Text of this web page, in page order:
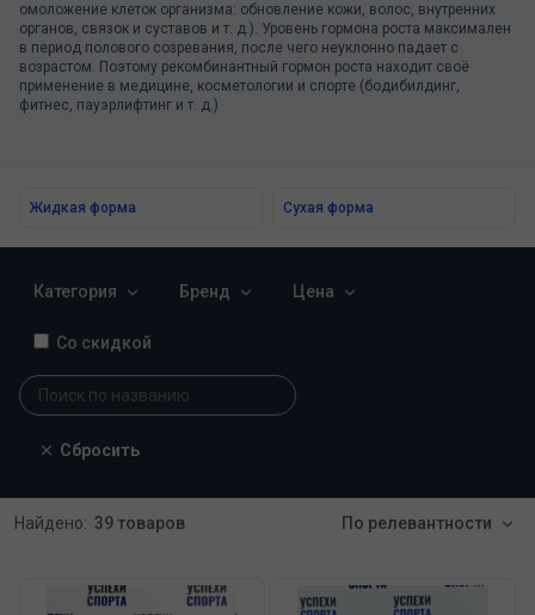
омоложение клеток организма: обновление кожи, волос, внутренних
органов, связок и суставов и т. д.). Уровень гормона роста максимален
в период полового созревания, после чего неуклонно падает с
возрастом. Поэтому рекомбинантный гормон роста находит своё
применение в медицине, косметологии и спорте (бодибилдинг,
фитнес, пауэрлифтинг и т. д.)
Жидкая форма Сухая форма
Категория Бренд Цена
Со скидкой
Сбросить
Найдено: 39 товаров По релевантности